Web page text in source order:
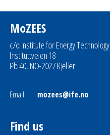
MoZEES
c/o Institute for Energy Technology
Instituttveien 18
Pb 40, NO-2027 Kjeller
Email: mozees@ife.no
Find us